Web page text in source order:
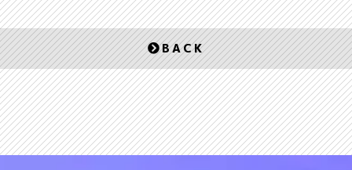
BACK